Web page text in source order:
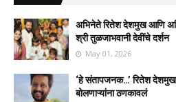
अभिनेते रितेश देशमुख आणि
श्री तुळजाभवानी देवींचे दर्शन
May 01, 2026
‘हे संतापजनक…’ रितेश देशमुख
बोलणाऱ्यांना ठणकावलं